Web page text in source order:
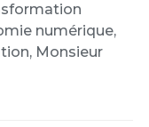
numérique,
Monsieur